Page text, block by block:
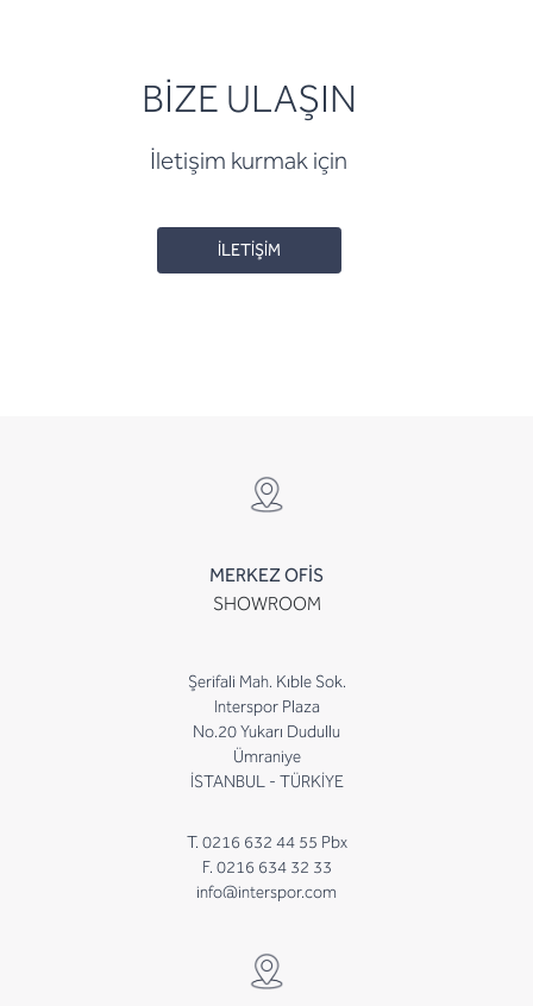
BİZE ULAŞIN
İletişim kurmak için
İLETİŞİM
MERKEZ OFİS
SHOWROOM
Şerifali Mah. Kıble Sok.
Interspor Plaza
No.20 Yukarı Dudullu
Ümraniye
İSTANBUL - TÜRKİYE
T. 0216 632 44 55 Pbx
F. 0216 634 32 33
info@interspor.com